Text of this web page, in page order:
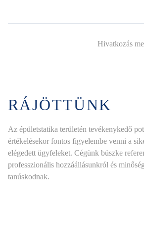
Hivatkozás
RÁJÖTTÜNK
Az épületstatika területén tevékenykedő
értékelésekor fontos figyelembe venni a
elégedett ügyfeleket. Cégünk büszke
professzionális hozzáállásunkról és
tanúskodnak.